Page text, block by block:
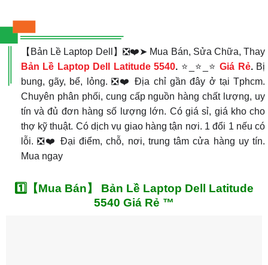
【Bản Lề Laptop Dell】❎❤️➤ Mua Bán, Sửa Chữa, Thay
Bản Lề Laptop Dell Latitude 5540. ⭐_⭐_⭐Giá Rẻ. Bị
bung, gãy, bể, lỏng. ❎❤️ Địa chỉ gần đây ở tại Tphcm.
Chuyên phân phối, cung cấp nguồn hàng chất lượng, uy
tín và đủ đơn hàng số lượng lớn. Có giá sỉ, giá kho cho
thợ kỹ thuật. Có dịch vụ giao hàng tận nơi. 1 đổi 1 nếu có
lỗi. ❎❤️ Đại điểm, chỗ, nơi, trung tâm cửa hàng uy tín.
Mua ngay
1️⃣【Mua Bán】 Bản Lề Laptop Dell Latitude
5540 Giá Rẻ ™